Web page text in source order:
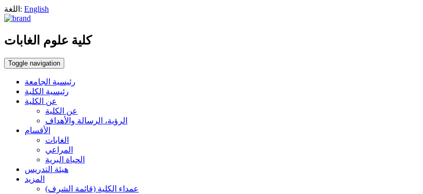
اللغة: English
كلية علوم الغابات
Toggle navigation
رئيسية الجامعة
رئيسية الكلية
عن الكلية
عن الكلية
الرؤية، الرسالة والأهداف
الأقسام
الغابات
المراعي
الحياة البرية
هيئة التدريس
المزيد
عمداء الكلية (قائمة الشرف)